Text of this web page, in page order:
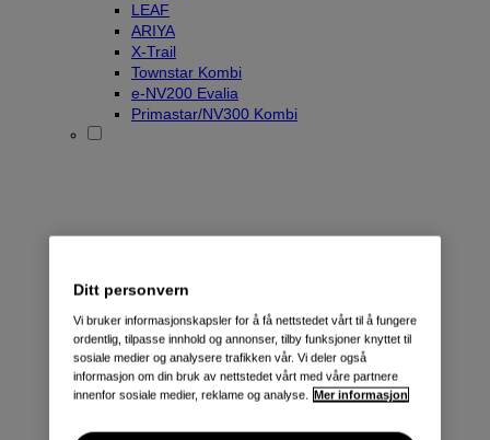
LEAF
ARIYA
X-Trail
Townstar Kombi
e-NV200 Evalia
Primastar/NV300 Kombi
Varebiler
Navara
Townstar Varebil
Townstar El-Varebil
NV250 Varebil
Primastar/NV300 Varebil
Ditt personvern
Vi bruker informasjonskapsler for å få nettstedet vårt til å fungere
ordentlig, tilpasse innhold og annonser, tilby funksjoner knyttet til
sosiale medier og analysere trafikken vår. Vi deler også
informasjon om din bruk av nettstedet vårt med våre partnere
innenfor sosiale medier, reklame og analyse. Mer informasjon